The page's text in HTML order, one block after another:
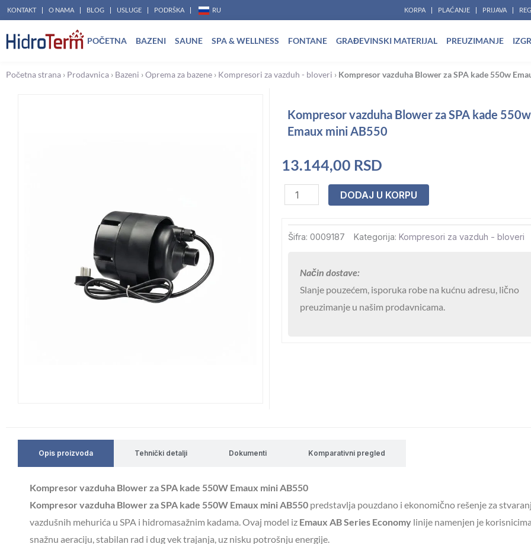
Pređi
sadržaj
KONTAKT O NAMA BLOG USLUGE PODRŠKA RU KORPA PLAĆANJE PRIJAVA
POČETNA BAZENI SAUNE SPA & WELLNESS FONTANE GRAĐEVINSKI MATERIJAL PREUZIMANJE
Početna strana › Prodavnica › Bazeni ›Oprema za bazene › Kompresori za vazduh - bloveri › Kompresor vazduha Blower za SPA kade 550w
Kompresor vazduha Blower za SPA kade 550w
Emaux mini AB550
13.144,00 RSD
Kompresor
vazduha
Blower
za
kade
550w
Emaux
DODAJ U KORPU
Šifra: 0009187 Kategorija: Kompresori za vazduh - bloveri
Način dostave:
Slanje pouzećem, isporuka robe na kućnu adresu, lično
preuzimanje u našim prodavnicama.
Opis proizvoda Tehnički detalji Dokumenti Komparativni pregled
Kompresor vazduha Blower za SPA kade 550W Emaux mini AB550
Kompresor vazduha Blower za SPA kade 550W Emaux mini AB550 predstavlja pouzdano i ekonomično rešenje za
vazdušnih mehurića u SPA i hidromasažnim kadama. Ovaj model iz Emaux AB Series Economy linije namenjen je
snažnu aeraciju, stabilan rad i dug vek trajanja, uz nisku potrošnju energije.